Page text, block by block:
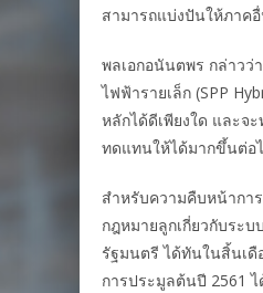
สามารถแบ่งปันให้ภาค
พลเอกอนันตพร กล่าวว่
ไฟฟ้ารายเล็ก (SPP
หลักได้ดีเพียงใด และจ
ทดแทนให้ได้มากขึ้นต่อ
สำหรับความคืบหน้ากา
กฎหมายลูกเกี่ยวกับระ
รัฐมนตรี ได้ทันในสิ้นเดื
การประมูลต้นปี 2561